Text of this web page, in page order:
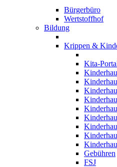
Bürgerbüro
Wertstoffhof
Bildung
Krippen &
Kita-
Gebühren
FSJ